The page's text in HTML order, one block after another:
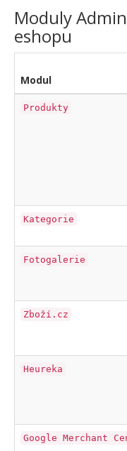
Moduly
eshopu
Modul
Produkty
Kategorie
Fotogalerie
Zboží.cz
Heureka
Google Merchant